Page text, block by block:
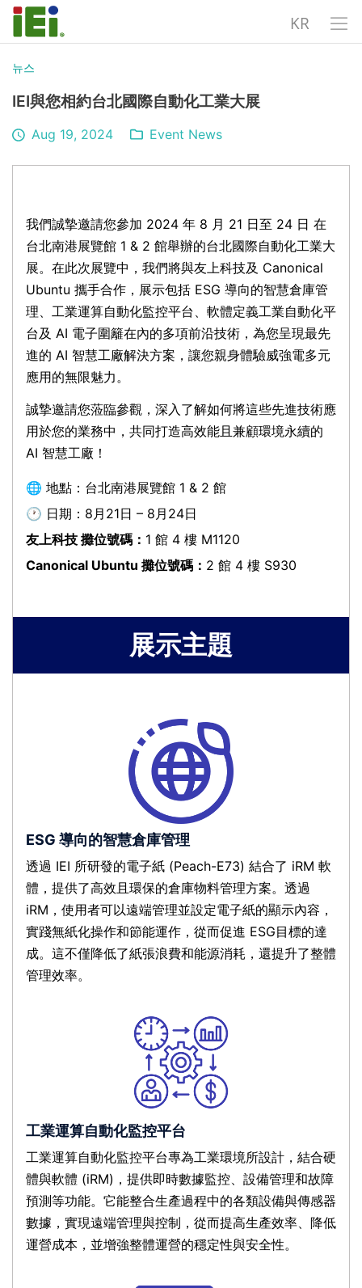
KR
뉴스
IEI與您相約台北國際自動化工業大展
Aug 19, 2024 Event News
我們誠摯邀請您參加 2024 年 8 月 21 日至 24 日 在
台北南港展覽館 1 & 2 館舉辦的台北國際自動化工業大
展。在此次展覽中，我們將與友上科技及 Canonical
Ubuntu 攜手合作，展示包括 ESG 導向的智慧倉庫管
理、工業運算自動化監控平台、軟體定義工業自動化平
台及 AI 電子圍籬在內的多項前沿技術，為您呈現最先
進的 AI 智慧工廠解決方案，讓您親身體驗威強電多元
應用的無限魅力。
誠摯邀請您蒞臨參觀，深入了解如何將這些先進技術應
用於您的業務中，共同打造高效能且兼顧環境永續的
AI 智慧工廠！
🌐 地點：台北南港展覽館 1 & 2 館
🕐 日期：8月21日 – 8月24日
友上科技 攤位號碼： 1 館 4 樓 M1120
Canonical Ubuntu 攤位號碼： 2 館 4 樓 S930
展示主題
ESG 導向的智慧倉庫管理
透過 IEI 所研發的電子紙 (Peach-E73) 結合了 iRM 軟
體，提供了高效且環保的倉庫物料管理方案。透過
iRM，使用者可以遠端管理並設定電子紙的顯示內容，
實踐無紙化操作和節能運作，從而促進 ESG目標的達
成。這不僅降低了紙張浪費和能源消耗，還提升了整體
管理效率。
工業運算自動化監控平台
工業運算自動化監控平台專為工業環境所設計，結合硬
體與軟體 (iRM)，提供即時數據監控、設備管理和故障
預測等功能。它能整合生產過程中的各類設備與傳感器
數據，實現遠端管理與控制，從而提高生產效率、降低
運營成本，並增強整體運營的穩定性與安全性。